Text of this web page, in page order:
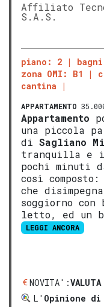
Affiliato
S.A.S.
piano: 2
zona OMI: B1
cantina
APPARTAMENTO
Appartamento
una piccola
di Sagliano
tranquilla e
pochi minuti
così
che
soggiorno con
letto, ed un
LEGGI ANCORA
NOVITA':
L' Opinione di